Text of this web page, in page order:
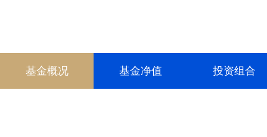
基金概况 基金净值 投资组合